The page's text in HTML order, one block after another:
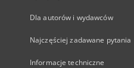
Dla autorów i wydawców
Najczęściej zadawane pytania
Informacje techniczne